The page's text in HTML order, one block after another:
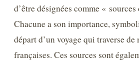
d’être désignées comme «
Chacune a son importance,
départ d’un voyage qui traverse
françaises. Ces sources sont